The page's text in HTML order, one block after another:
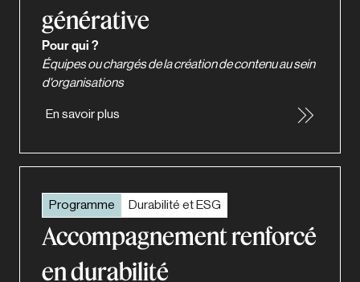
générative
Pour qui ?
Équipes ou chargés de la création de contenu au sein
d'organisations
En savoir plus
Programme Durabilité et ESG
Accompagnement renforcé
en durabilité